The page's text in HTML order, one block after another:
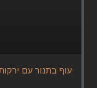
עוף בתנור עם